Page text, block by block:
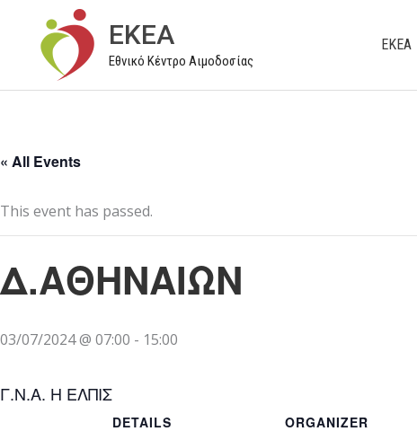
περιεχόμενο
EKEA
Εθνικό Κέντρο Αιμοδοσίας
ΕΚΕΑ
« All Events
This event has passed.
Δ.ΑΘΗΝΑΙΩΝ
03/07/2024 @ 07:00 - 15:00
Γ.Ν.Α. Η ΕΛΠΙΣ
DETAILS
ORGANIZER